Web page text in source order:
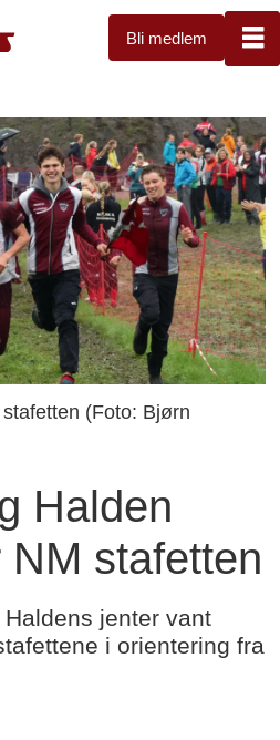
Bli medlem
(Foto: Bjørn
Halden
stafetten
jenter vant
i orientering fra